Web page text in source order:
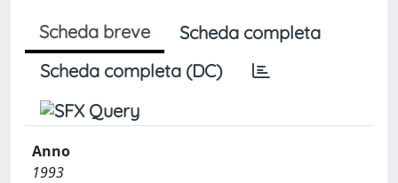
Scheda breve
Scheda completa
Scheda completa (DC)
Anno
1993